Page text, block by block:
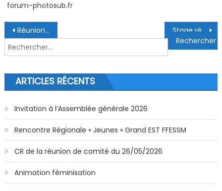
forum-photosub.fr
Navigation de l’article
Réunion de comité directeur du 29/01/2024
Rechercher :
ARTICLES RÉCENTS
Invitation à l’Assemblée générale 2026
Rencontre Régionale « Jeunes » Grand EST FFESSM
CR de la réunion de comité du 26/05/2026
Animation féminisation